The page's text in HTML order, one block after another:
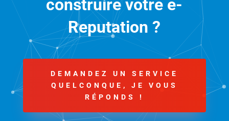
construire votre e-
Reputation ?
DEMANDEZ UN SERVICE
QUELCONQUE, JE VOUS
RÉPONDS !